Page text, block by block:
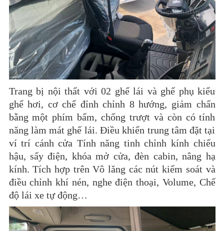
Trang bị nội thất với 02 ghế lái và ghế phụ kiểu
ghế hơi, cơ chế đỉnh chỉnh 8 hướng, giảm chấn
bằng một phím bấm, chống trượt và còn có tính
năng làm mát ghế lái. Điều khiển trung tâm đặt tại
ví trí cánh cửa Tính năng tinh chỉnh kính chiếu
hậu, sấy điện, khóa mở cửa, đèn cabin, nâng hạ
kính. Tích hợp trên Vô lăng các nút kiểm soát và
điều chỉnh khí nén, nghe điện thoại, Volume, Chế
độ lái xe tự động…